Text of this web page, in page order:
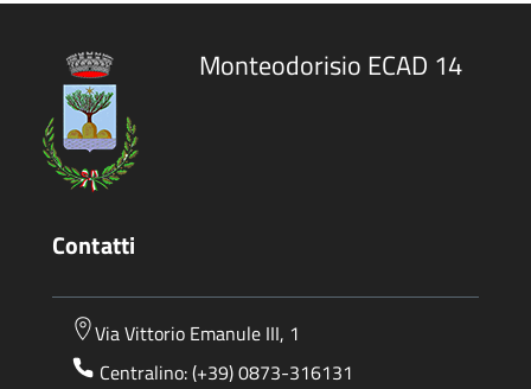
Monteodorisio ECAD 14
Contatti
Via Vittorio Emanule III, 1
Centralino: (+39) 0873-316131